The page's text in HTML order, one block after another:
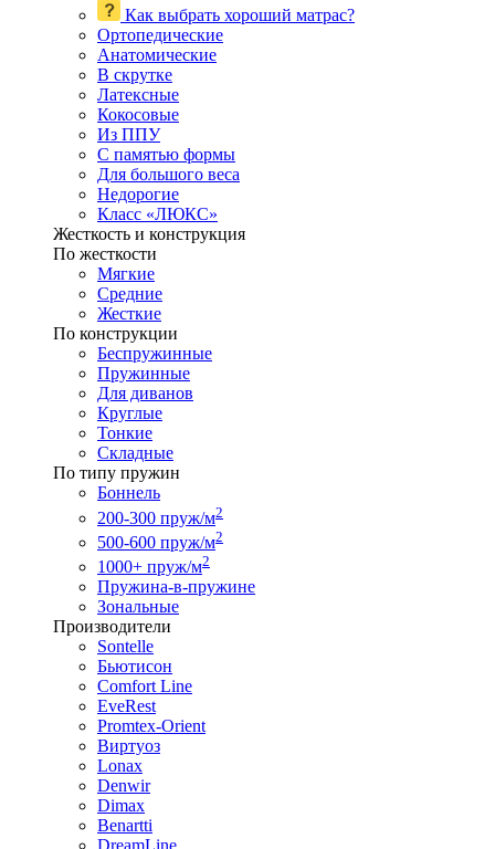
Как выбрать хороший матрас?
Ортопедические
Анатомические
В скрутке
Латексные
Кокосовые
Из ППУ
С памятью формы
Для большого веса
Недорогие
Класс «ЛЮКС»
Жесткость и конструкция
По жесткости
Мягкие
Средние
Жесткие
По конструкции
Беспружинные
Пружинные
Для диванов
Круглые
Тонкие
Складные
По типу пружин
Боннель
200-300 пруж/м2
500-600 пруж/м2
1000+ пруж/м2
Пружина-в-пружине
Зональные
Производители
Sontelle
Бьютисон
Comfort Line
EveRest
Promtex-Orient
Виртуоз
Lonax
Denwir
Dimax
Benartti